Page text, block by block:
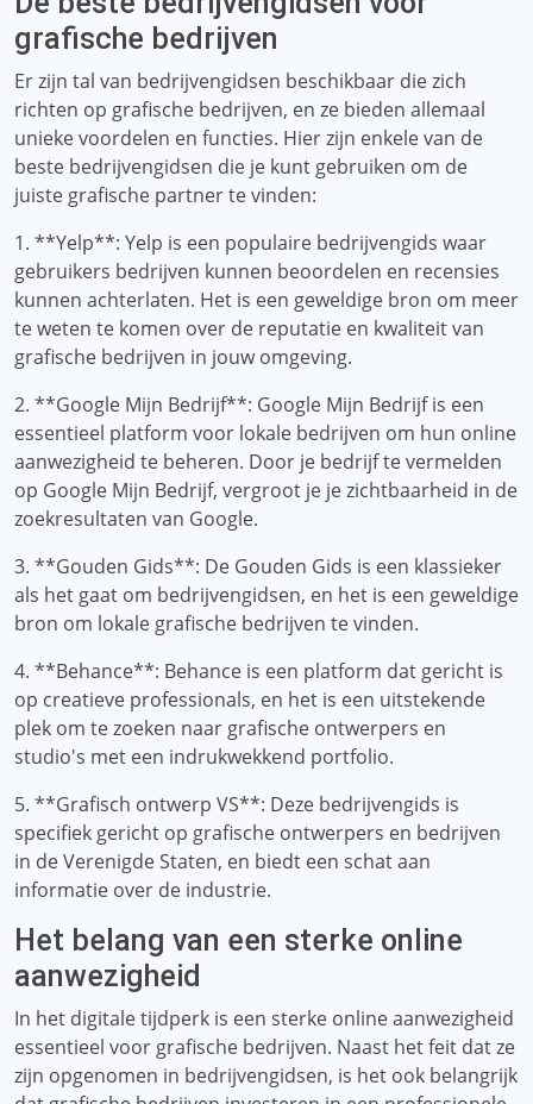
grafische bedrijven
Er zijn tal van bedrijvengidsen beschikbaar die zich
richten op grafische bedrijven, en ze bieden allemaal
unieke voordelen en functies. Hier zijn enkele van de
beste bedrijvengidsen die je kunt gebruiken om de
juiste grafische partner te vinden:
1. **Yelp**: Yelp is een populaire bedrijvengids waar
gebruikers bedrijven kunnen beoordelen en recensies
kunnen achterlaten. Het is een geweldige bron om meer
te weten te komen over de reputatie en kwaliteit van
grafische bedrijven in jouw omgeving.
2. **Google Mijn Bedrijf**: Google Mijn Bedrijf is een
essentieel platform voor lokale bedrijven om hun online
aanwezigheid te beheren. Door je bedrijf te vermelden
op Google Mijn Bedrijf, vergroot je je zichtbaarheid in de
zoekresultaten van Google.
3. **Gouden Gids**: De Gouden Gids is een klassieker
als het gaat om bedrijvengidsen, en het is een geweldige
bron om lokale grafische bedrijven te vinden.
4. **Behance**: Behance is een platform dat gericht is
op creatieve professionals, en het is een uitstekende
plek om te zoeken naar grafische ontwerpers en
studio's met een indrukwekkend portfolio.
5. **Grafisch ontwerp VS**: Deze bedrijvengids is
specifiek gericht op grafische ontwerpers en bedrijven
in de Verenigde Staten, en biedt een schat aan
informatie over de industrie.
Het belang van een sterke online
aanwezigheid
In het digitale tijdperk is een sterke online aanwezigheid
essentieel voor grafische bedrijven. Naast het feit dat ze
zijn opgenomen in bedrijvengidsen, is het ook belangrijk